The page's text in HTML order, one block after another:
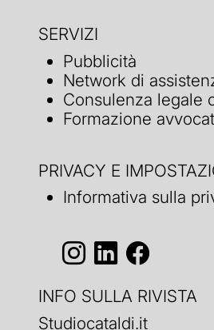
SERVIZI
Pubblicità
Network di
Consulenza legale
Formazione
PRIVACY E
Informativa sulla
INFO SULLA RIVISTA
Studiocataldi.it